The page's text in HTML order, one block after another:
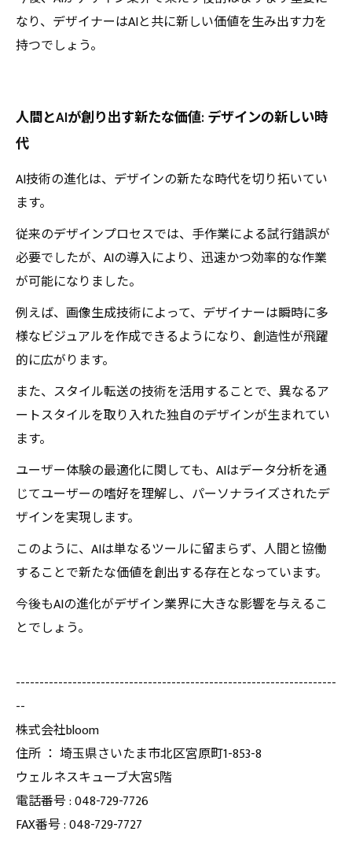
なり、デザイナーはAIと共に新しい価値を生み出す力を
持つでしょう。
人間とAIが創り出す新たな価値: デザインの新しい時
代
AI技術の進化は、デザインの新たな時代を切り拓いてい
ます。
従来のデザインプロセスでは、手作業による試行錯誤が
必要でしたが、AIの導入により、迅速かつ効率的な作業
が可能になりました。
例えば、画像生成技術によって、デザイナーは瞬時に多
様なビジュアルを作成できるようになり、創造性が飛躍
的に広がります。
また、スタイル転送の技術を活用することで、異なるア
ートスタイルを取り入れた独自のデザインが生まれてい
ます。
ユーザー体験の最適化に関しても、AIはデータ分析を通
じてユーザーの嗜好を理解し、パーソナライズされたデ
ザインを実現します。
このように、AIは単なるツールに留まらず、人間と協働
することで新たな価値を創出する存在となっています。
今後もAIの進化がデザイン業界に大きな影響を与えるこ
とでしょう。
--------------------------------------------------------------------
--
株式会社bloom
住所 ： 埼玉県さいたま市北区宮原町1-853-8
ウェルネスキューブ大宮5階
電話番号 : 048-729-7726
FAX番号 : 048-729-7727